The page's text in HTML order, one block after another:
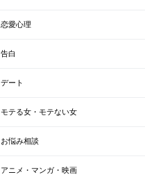
恋愛心理
告白
デート
モテる女・モテない女
お悩み相談
アニメ・マンガ・映画